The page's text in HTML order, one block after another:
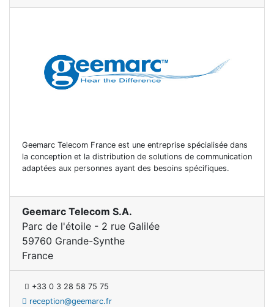
Geemarc Telecom France est une entreprise spécialisée dans
la conception et la distribution de solutions de communication
adaptées aux personnes ayant des besoins spécifiques.
Geemarc Telecom S.A.
Parc de l'étoile - 2 rue Galilée
59760 Grande-Synthe
France
+33 0 3 28 58 75 75
reception@geemarc.fr